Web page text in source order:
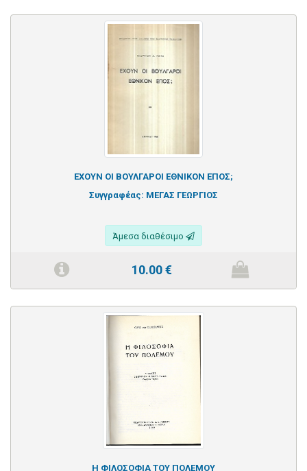
ΕΧΟΥΝ ΟΙ ΒΟΥΛΓΑΡΟΙ ΕΘΝΙΚΟΝ ΕΠΟΣ;
Συγγραφέας: ΜΕΓΑΣ ΓΕΩΡΓΙΟΣ
Άμεσα διαθέσιμο
10.00€
Η ΦΙΛΟΣΟΦΙΑ ΤΟΥ ΠΟΛΕΜΟΥ